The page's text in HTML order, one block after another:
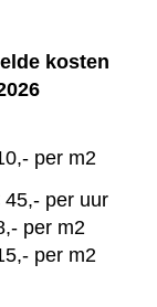
kosten
per m2
45,- per uur
per m2
per m2